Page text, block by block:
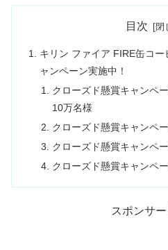
目次
キリン ファイア FIRE缶コ
ャンペーン実施中！
クローズド懸賞キャンペ
10万名様
クローズド懸賞キャンペ
クローズド懸賞キャンペ
クローズド懸賞キャンペ
スポンサ